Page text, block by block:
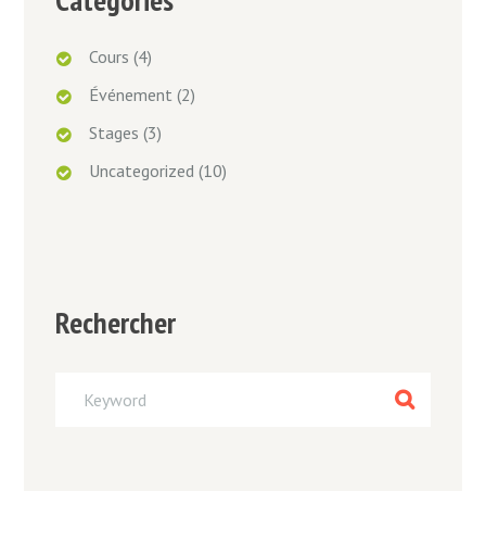
Cours (4)
Événement (2)
Stages (3)
Uncategorized (10)
Rechercher